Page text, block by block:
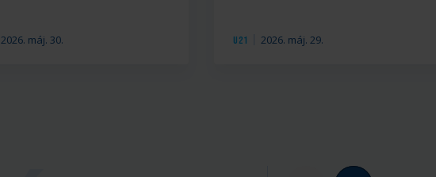
2026. máj. 30. U21 2026. máj. 29.